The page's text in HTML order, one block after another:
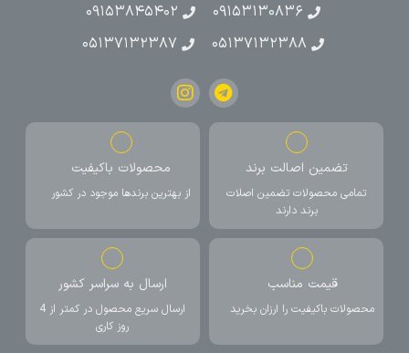
۰۹۱۵۳۱۳۰۸۳۶
۰۹۱۵۳۸۴۵۴۰۲
۰۵۱۳۷۱۳۲۳۸۸
۰۵۱۳۷۱۳۲۳۸۷
تضمین اصالت برند
تمامی محصولات تضمین اصلات
برند دارند
محصولات باکیفیت
از بهترین برندها موجود در کشور
قیمت مناسب
محصولات باکیفیت را ارزان بخرید
ارسال به سراسر کشور
ارسال سریع محصول در کمتر از 4
روز کاری